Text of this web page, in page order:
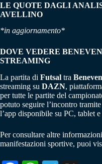
LE QUOTE DAGLI
AVELLINO
*in aggiornamento*
DOVE VEDERE
STREAMING
La partita di Futsal tra
streaming su DAZN,
per tutte le partite del
potuto seguire l’incontro
l’app disponibile su PC, tablet
Per consultare altre
manifestazioni sportive, puoi